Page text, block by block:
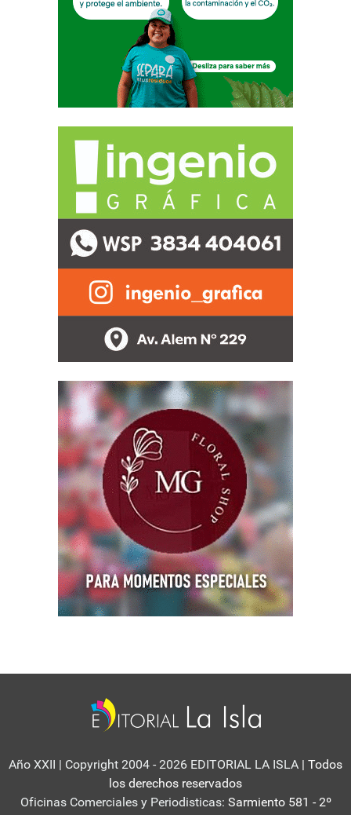
Año XXII | Copyright 2004 - 2026 EDITORIAL LA ISLA | Todos
los derechos reservados
Oficinas Comerciales y Periodisticas: Sarmiento 581 - 2º